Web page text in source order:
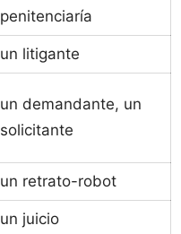
penitenciaría
un litigante
un demandante, un
solicitante
un retrato-robot
un juicio